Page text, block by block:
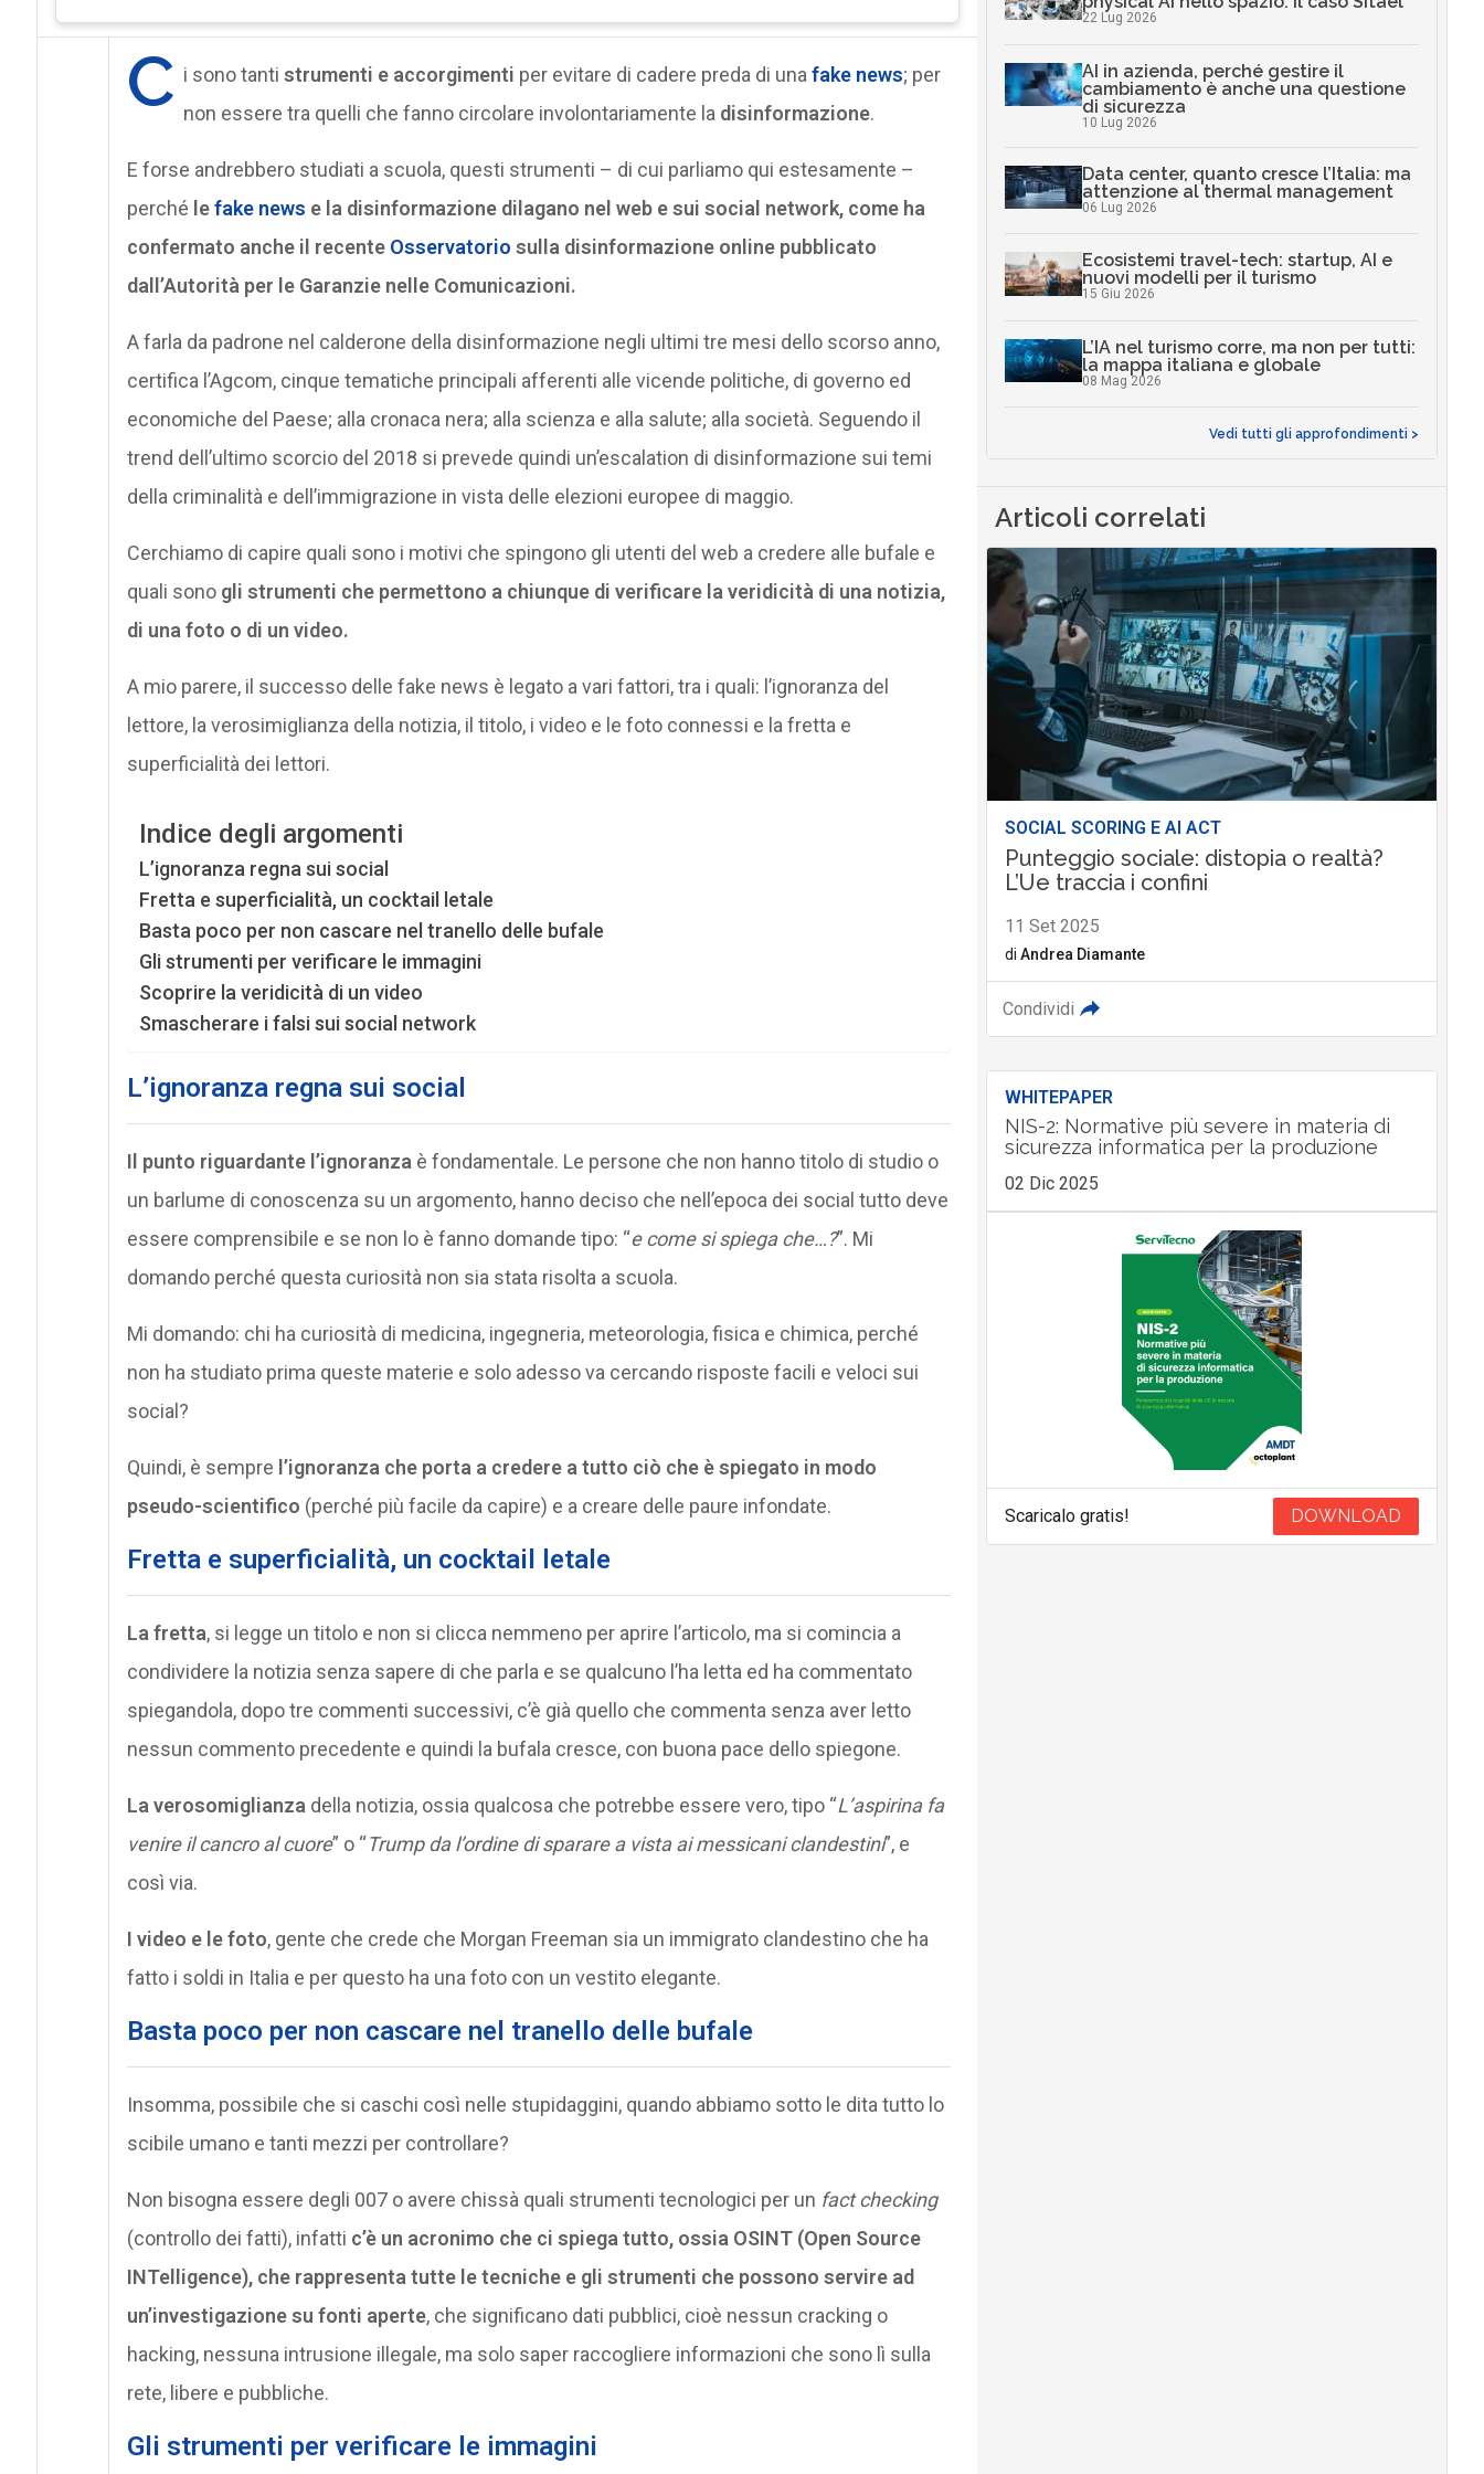
C i sono tanti strumenti e accorgimenti per evitare di cadere preda di una fake news; per
non essere tra quelli che fanno circolare involontariamente la disinformazione.
E forse andrebbero studiati a scuola, questi strumenti – di cui parliamo qui estesamente –
perché lefake news e la disinformazione dilagano nel web e sui social network, come ha
confermato anche il recente Osservatorio sulla disinformazione online pubblicato
dall’Autorità per le Garanzie nelle Comunicazioni.
A farla da padrone nel calderone della disinformazione negli ultimi tre mesi dello scorso anno,
certifica l’Agcom, cinque tematiche principali afferenti alle vicende politiche, di governo ed
economiche del Paese; alla cronaca nera; alla scienza e alla salute; alla società. Seguendo il
trend dell’ultimo scorcio del 2018 si prevede quindi un’escalation di disinformazione sui temi
della criminalità e dell’immigrazione in vista delle elezioni europee di maggio.
Cerchiamo di capire quali sono i motivi che spingono gli utenti del web a credere alle bufale e
quali sono gli strumenti che permettono a chiunque di verificare la veridicità di una notizia,
di una foto o di un video.
A mio parere, il successo delle fake news è legato a vari fattori, tra i quali: l’ignoranza del
lettore, la verosimiglianza della notizia, il titolo, i video e le foto connessi e la fretta e
superficialità dei lettori.
Indice degli argomenti
L’ignoranza regna sui social
Fretta e superficialità, un cocktail letale
Basta poco per non cascare nel tranello delle bufale
Gli strumenti per verificare le immagini
Scoprire la veridicità di un video
Smascherare i falsi sui social network
L’ignoranza regna sui social
Il punto riguardante l’ignoranza è fondamentale. Le persone che non hanno titolo di studio o
un barlume di conoscenza su un argomento, hanno deciso che nell’epoca dei social tutto deve
essere comprensibile e se non lo è fanno domande tipo: “e come si spiega che…?”. Mi
domando perché questa curiosità non sia stata risolta a scuola.
Mi domando: chi ha curiosità di medicina, ingegneria, meteorologia, fisica e chimica, perché
non ha studiato prima queste materie e solo adesso va cercando risposte facili e veloci sui
social?
Quindi, è sempre l’ignoranza che porta a credere a tutto ciò che è spiegato in modo
pseudo-scientifico (perché più facile da capire) e a creare delle paure infondate.
Fretta e superficialità, un cocktail letale
La fretta, si legge un titolo e non si clicca nemmeno per aprire l’articolo, ma si comincia a
condividere la notizia senza sapere di che parla e se qualcuno l’ha letta ed ha commentato
spiegandola, dopo tre commenti successivi, c’è già quello che commenta senza aver letto
nessun commento precedente e quindi la bufala cresce, con buona pace dello spiegone.
La verosomiglianza della notizia, ossia qualcosa che potrebbe essere vero, tipo “L’aspirina fa
venire il cancro al cuore” o “Trump da l’ordine di sparare a vista ai messicani clandestini”, e
così via.
I video e le foto, gente che crede che Morgan Freeman sia un immigrato clandestino che ha
fatto i soldi in Italia e per questo ha una foto con un vestito elegante.
Basta poco per non cascare nel tranello delle bufale
Insomma, possibile che si caschi così nelle stupidaggini, quando abbiamo sotto le dita tutto lo
scibile umano e tanti mezzi per controllare?
Non bisogna essere degli 007 o avere chissà quali strumenti tecnologici per un fact checking
(controllo dei fatti), infatti c’è un acronimo che ci spiega tutto, ossia OSINT (Open Source
INTelligence), che rappresenta tutte le tecniche e gli strumenti che possono servire ad
un’investigazione su fonti aperte, che significano dati pubblici, cioè nessun cracking o
hacking, nessuna intrusione illegale, ma solo saper raccogliere informazioni che sono lì sulla
rete, libere e pubbliche.
Gli strumenti per verificare le immagini
22 Lug 2026
AI in azienda, perché gestire il
cambiamento è anche una questione
di sicurezza
10 Lug 2026
Data center, quanto cresce l’Italia: ma
attenzione al thermal management
06 Lug 2026
Ecosistemi travel-tech: startup, AI e
nuovi modelli per il turismo
15 Giu 2026
L’IA nel turismo corre, ma non per tutti:
la mappa italiana e globale
08 Mag 2026
Vedi tutti gli approfondimenti >
Articoli correlati
SOCIAL SCORING E AI ACT
Punteggio sociale: distopia o realtà?
L’Ue traccia i confini
11 Set 2025
di Andrea Diamante
Condividi
WHITEPAPER
NIS-2: Normative più severe in materia di
sicurezza informatica per la produzione
02 Dic 2025
Scaricalo gratis! DOWNLOAD